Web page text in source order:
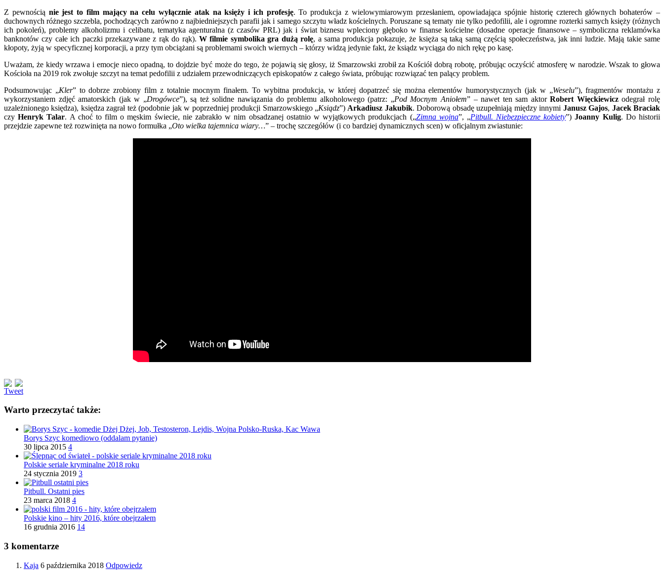
Z pewnością nie jest to film mający na celu wyłącznie atak na księży i ich profesję. To produkcja z wielowymiarowym przesłaniem, opowiadająca spójnie historię czterech głównych bohaterów –
duchownych różnego szczebla, pochodzących zarówno z najbiedniejszych parafii jak i samego szczytu władz kościelnych. Poruszane są tematy nie tylko pedofilii, ale i ogromne rozterki samych księży (różnych
ich pokoleń), problemy alkoholizmu i celibatu, tematyka agenturalna (z czasów PRL) jak i świat biznesu wpleciony głęboko w finanse kościelne (dosadne operacje finansowe – symboliczna reklamówka
banknotów czy całe ich paczki przekazywane z rąk do rąk).W filmie symbolika gra dużą rolę, a sama produkcja pokazuje, że księża są taką samą częścią społeczeństwa, jak inni ludzie. Mają takie same
kłopoty, żyją w specyficznej korporacji, a przy tym obciążani są problemami swoich wiernych – którzy widzą jedynie fakt, że ksiądz wyciąga do nich rękę po kasę.
Uważam, że kiedy wrzawa i emocje nieco opadną, to dojdzie być może do tego, że pojawią się głosy, iż Smarzowski zrobił za Kościół dobrą robotę, próbując oczyścić atmosferę w narodzie. Wszak to głowa
Kościoła na 2019 rok zwołuje szczyt na temat pedofilii z udziałem przewodniczących episkopatów z całego świata, próbując rozwiązać ten palący problem.
Podsumowując „Kler” to dobrze zrobiony film z totalnie mocnym finałem. To wybitna produkcja, w której dopatrzeć się można elementów humorystycznych (jak w „Weselu”), fragmentów montażu z
wykorzystaniem zdjęć amatorskich (jak w „Drogówce”), są też solidne nawiązania do problemu alkoholowego (patrz: „Pod Mocnym Aniołem” – nawet ten sam aktorRobert Więckiewiczodegrał rolę
uzależnionego księdza), księdza zagrał też (podobnie jak w poprzedniej produkcji Smarzowskiego „Ksiądz”) Arkadiusz Jakubik. Doborową obsadę uzupełniają między innymi Janusz Gajos, Jacek Braciak
czyHenryk Talar. A choć to film o męskim świecie, nie zabrakło w nim obsadzanej ostatnio w wyjątkowych produkcjach („Zimna wojna”, „Pitbull. Niebezpieczne kobiety”)Joanny Kulig. Do historii
przejdzie zapewne też rozwinięta na nowo formułka „Oto wielka tajemnica wiary…” – trochę szczegółów (i co bardziej dynamicznych scen) w oficjalnym zwiastunie:
Tweet
Warto przeczytać także:
Borys Szyc komediowo (oddalam pytanie)
30 lipca 2015 4
Polskie seriale kryminalne 2018 roku
24 stycznia 2019 3
Pitbull. Ostatni pies
23 marca 2018 4
Polskie kino – hity 2016, które obejrzałem
16 grudnia 2016 14
3 komentarze
Kaja 6 października 2018 Odpowiedz